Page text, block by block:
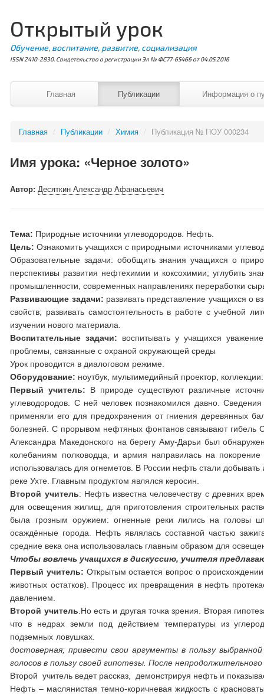
Открытый урок
Обучение, воспитание, развитие, социализация
ISSN 2410-2830. Свидетельство о регистрации Эл № ФС77-65466 от 04.05.2016
Главная Публикации Информация о
Главная / Публикации / Химия / Публикация № ПОУ 000234
Имя урока: «Черное золото»
Автор:Десяткин Александр Афанасьевич
Тема: Природные источники углеводородов. Нефть.
Цель: Ознакомить учащихся с природными источниками
Образовательные задачи: обобщить знания учащихся о
перспективы развития нефтехимии и коксохимии; углубить
промышленности, современных направлениях переработки
Развивающие задачи: развивать представление учащихся о
свойств; развивать самостоятельность в работе с учебной
изучении нового материала.
Воспитательные задачи: воспитывать у учащихся
проблемы, связанные с охраной окружающей среды
Урок проводится в диалоговом режиме.
Оборудование: ноутбук, мультимедийный проектор,
Первый учитель: В природе существуют различные
углеводородов. С ней человек познакомился давно.
применяли его для предохранения от гниения деревянных
болезней. С прорывом нефтяных фонтанов связывают гибель
Александра Македонского на берегу Аму-Дарьи был
колебаниям полководца, и армия направилась на
использовалась для огнеметов. В России нефть стали
реке Ухте. Главным продуктом являлся керосин.
Второй учитель: Нефть известна человечеству с древних
для освещения жилищ, для приготовления строительных
была грозным оружием: огненные реки лились на головы
осаждённые города. Нефть являлась составной частью
средние века она использовалась главным образом для
Чтобы вовлечь учащихся в дискуссию, учителя
Первый учитель: Открытым остается вопрос о
животных остатков). Процесс их превращения в нефть
давлением.
Второй учитель .Но есть и другая точка зрения. Вторая
что в недрах земли под действием температуры из
подземных
достоверная; привести свои аргументы в пользу
голосов в пользу своей гипотезы. После
Второй учитель ведет рассказ, демонстрируя нефть и
Нефть – маслянистая темно-коричневая жидкость с